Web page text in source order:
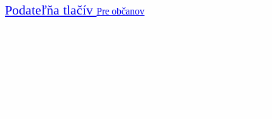
Podateľňa tlačív Pre občanov